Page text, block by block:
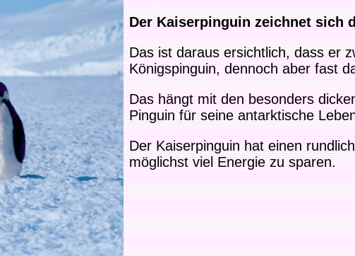
Der Kaiserpinguin zeichnet sich
Das ist daraus ersichtlich, dass er
Königspinguin, dennoch aber fast
Das hängt mit den besonders
Pinguin für seine antarktische
Der Kaiserpinguin hat einen
möglichst viel Energie zu sparen.